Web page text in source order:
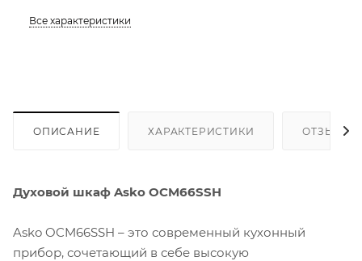
Все характеристики
ОПИСАНИЕ ХАРАКТЕРИСТИКИ ОТЗЫВЫ
Духовой шкаф Asko OCM66SSH
Asko OCM66SSH – это современный кухонный
прибор, сочетающий в себе высокую